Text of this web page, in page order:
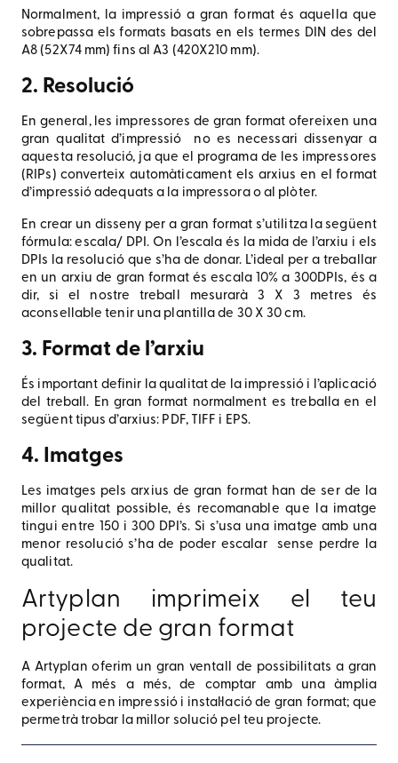
Normalment, la impressió a gran format és aquella que
sobrepassa els formats basats en els termes DIN des del
A8 (52X74 mm) fins al A3 (420X210 mm).
2. Resolució
En general, les impressores de gran format ofereixen una
gran qualitat d’impressió no es necessari dissenyar a
aquesta resolució, ja que el programa de les impressores
(RIPs) converteix automàticament els arxius en el format
d’impressió adequats a la impressora o al plòter.
En crear un disseny per a gran format s’utilitza la següent
fórmula: escala/ DPI. On l’escala és la mida de l’arxiu i els
DPIs la resolució que s’ha de donar. L’ideal per a treballar
en un arxiu de gran format és escala 10% a 300DPIs, és a
dir, si el nostre treball mesurarà 3 X 3 metres és
aconsellable tenir una plantilla de 30 X 30 cm.
3. Format de l’arxiu
És important definir la qualitat de la impressió i l’aplicació
del treball. En gran format normalment es treballa en el
següent tipus d’arxius: PDF, TIFF i EPS.
4. Imatges
Les imatges pels arxius de gran format han de ser de la
millor qualitat possible, és recomanable que la imatge
tingui entre 150 i 300 DPI’s. Si s’usa una imatge amb una
menor resolució s’ha de poder escalar sense perdre la
qualitat.
Artyplan imprimeix el teu
projecte de gran format
A Artyplan oferim un gran ventall de possibilitats a gran
format, A més a més, de comptar amb una àmplia
experiència en impressió i instal·lació de gran format; que
permetrà trobar la millor solució pel teu projecte.